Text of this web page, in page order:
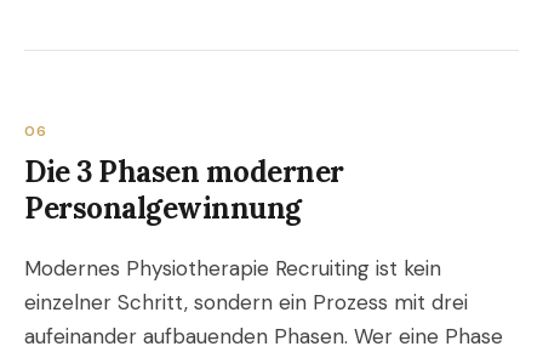
06
Die 3 Phasen moderner
Personalgewinnung
Modernes Physiotherapie Recruiting ist kein
einzelner Schritt, sondern ein Prozess mit drei
aufeinander aufbauenden Phasen. Wer eine Phase